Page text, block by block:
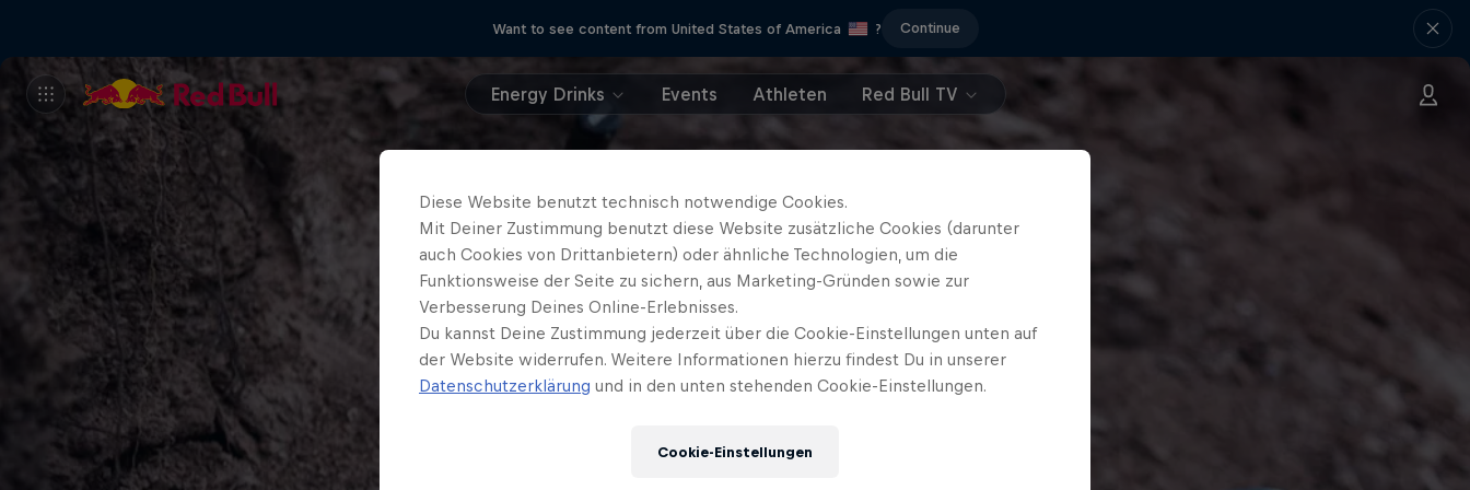
Want to see content from United States of America ? Continue
Energy Drinks Events Athleten Red Bull TV
Diese Website benutzt technisch notwendige Cookies.
Mit Deiner Zustimmung benutzt diese Website zusätzliche Cookies (darunter
auch Cookies von Drittanbietern) oder ähnliche Technologien, um die
Funktionsweise der Seite zu sichern, aus Marketing-Gründen sowie zur
Verbesserung Deines Online-Erlebnisses.
Du kannst Deine Zustimmung jederzeit über die Cookie-Einstellungen unten auf
der Website widerrufen. Weitere Informationen hierzu findest Du in unserer
Datenschutzerklärung und in den unten stehenden Cookie-Einstellungen.
Cookie-Einstellungen